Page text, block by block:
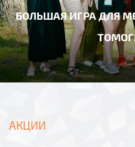
БОЛЬШАЯ ИГРА ДЛЯ
АКЦИИ